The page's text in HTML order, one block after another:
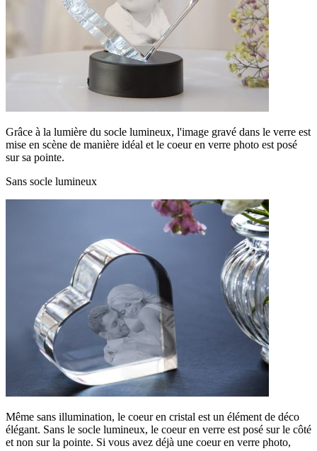
Grâce à la lumière du socle lumineux, l'image gravé dans le verre est
mise en scène de manière idéal et le coeur en verre photo est posé
sur sa pointe.
Sans socle lumineux
Même sans illumination, le coeur en cristal est un élément de déco
élégant. Sans le socle lumineux, le coeur en verre est posé sur le côté
et non sur la pointe. Si vous avez déjà une coeur en verre photo,